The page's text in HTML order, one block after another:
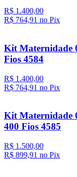
R$ 1.400,00
R$ 764,91 no Pix
Kit Maternidade
Fios 4584
R$ 1.400,00
R$ 764,91 no Pix
Kit Maternidade
400 Fios 4585
R$ 1.500,00
R$ 899,91 no Pix